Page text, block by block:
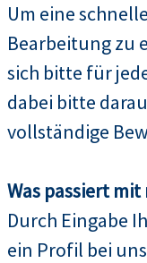
Um eine
Bearbeitung zu
sich bitte für
dabei bitte
vollständige
Was passiert
Durch Eingabe
ein Profil bei